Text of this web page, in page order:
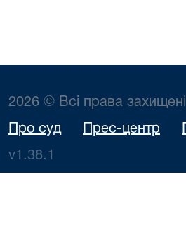
2026 © Всі права захищені
Про суд Прес-центр
v1.38.1